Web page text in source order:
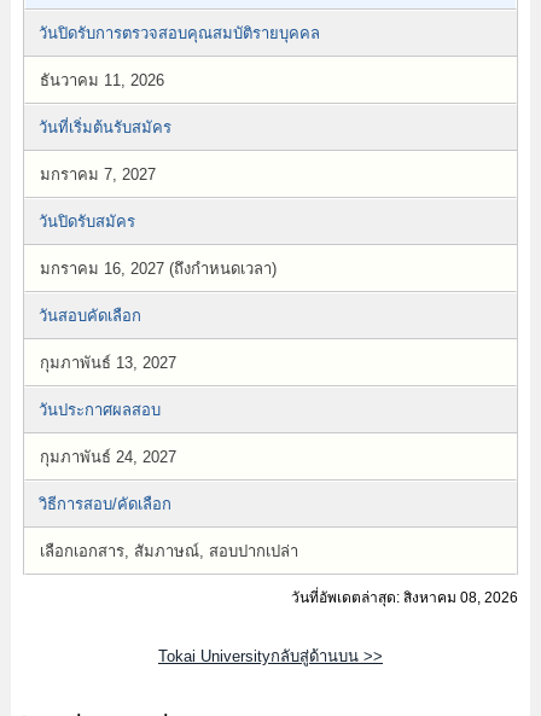
วันปิดรับการตรวจสอบคุณสมบัติรายบุคคล
ธันวาคม 11, 2026
วันที่เริ่มต้นรับสมัคร
มกราคม 7, 2027
วันปิดรับสมัคร
มกราคม 16, 2027 (ถึงกำหนดเวลา)
วันสอบคัดเลือก
กุมภาพันธ์ 13, 2027
วันประกาศผลสอบ
กุมภาพันธ์ 24, 2027
วิธีการสอบ/คัดเลือก
เลือกเอกสาร, สัมภาษณ์, สอบปากเปล่า
วันที่อัพเดตล่าสุด: สิงหาคม 08, 2026
Tokai Universityกลับสู่ด้านบน >>